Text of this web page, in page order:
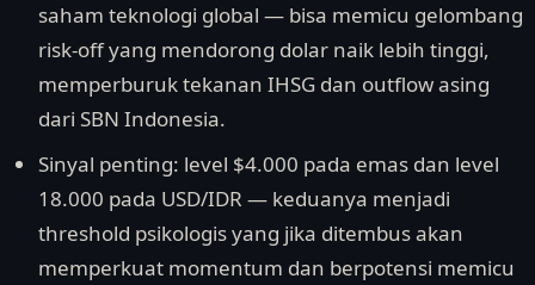
saham teknologi global — bisa memicu gelombang
risk-off yang mendorong dolar naik lebih tinggi,
memperburuk tekanan IHSG dan outflow asing
dari SBN Indonesia.
Sinyal penting: level $4.000 pada emas dan level
18.000 pada USD/IDR — keduanya menjadi
threshold psikologis yang jika ditembus akan
memperkuat momentum dan berpotensi memicu